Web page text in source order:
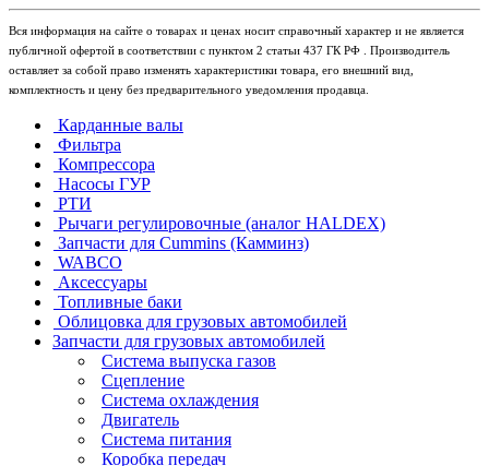
Вся информация на сайте о товарах и ценах носит справочный характер и не является
публичной офертой в соответствии с пунктом 2 статьи 437 ГК РФ . Производитель
оставляет за собой право изменять характеристики товара, его внешний вид,
комплектность и цену без предварительного уведомления продавца.
Карданные валы
Фильтра
Компрессора
Насосы ГУР
РТИ
Рычаги регулировочные (аналог HALDEX)
Запчасти для Cummins (Камминз)
WABCO
Аксессуары
Топливные баки
Облицовка для грузовых автомобилей
Запчасти для грузовых автомобилей
Система выпуска газов
Сцепление
Система охлаждения
Двигатель
Система питания
Коробка передач